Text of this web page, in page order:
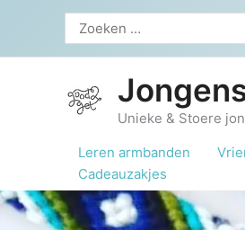
de
Zoeken
naar:
Unieke & Stoere
Leren armbanden
Cadeauzakjes